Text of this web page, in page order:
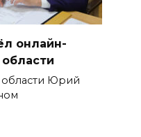
онлайн-
области Юрий